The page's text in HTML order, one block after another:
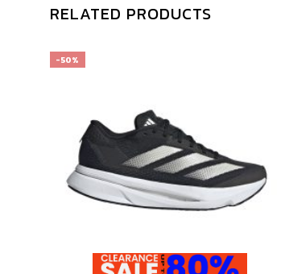
RELATED PRODUCTS
-50%